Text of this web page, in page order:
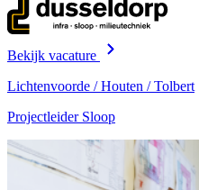
Bekijk vacature
Lichtenvoorde / Houten / Tolbert
Projectleider Sloop